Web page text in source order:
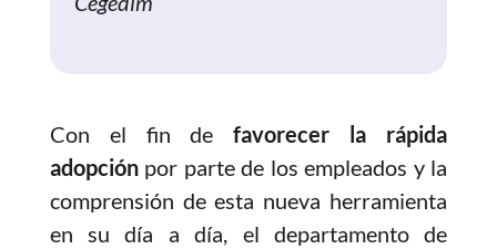
Con el fin defavorecer la rápida
adopciónpor parte de los empleados y la
comprensión de esta nueva herramienta
en su día a día, el departamento de